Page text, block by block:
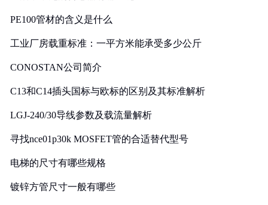
PE100管材的含义是什么
工业厂房载重标准：一平方米能承受多少公斤
CONOSTAN公司简介
C13和C14插头国标与欧标的区别及其标准解析
LGJ-240/30导线参数及载流量解析
寻找nce01p30k MOSFET管的合适替代型号
电梯的尺寸有哪些规格
镀锌方管尺寸一般有哪些